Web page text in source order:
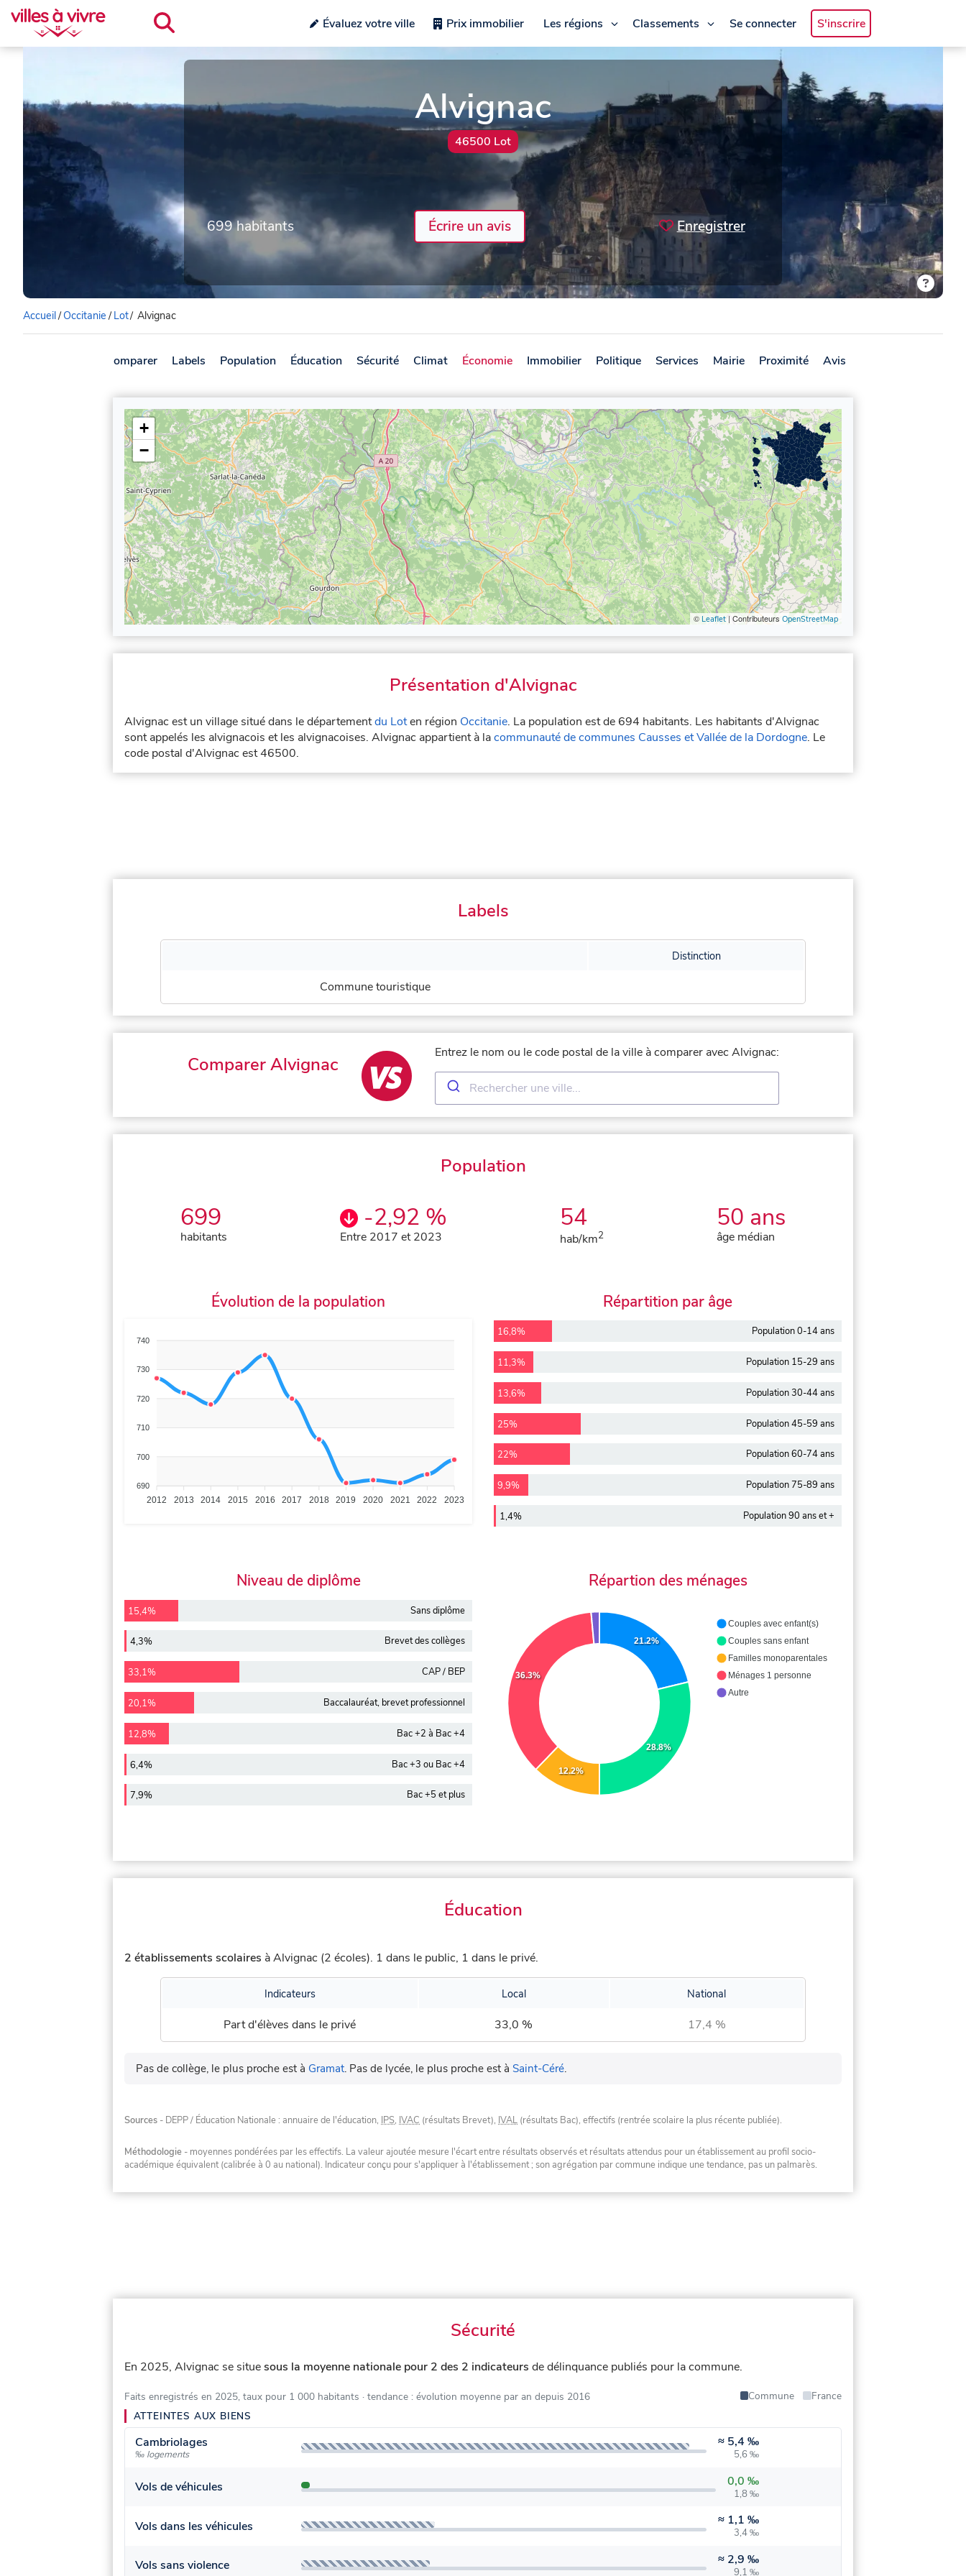
Évaluez votre ville Prix immobilier Les régions Classements Se connecter S'inscrire
Alvignac
46500 Lot
699 habitants Écrire un avis Enregistrer
Accueil/Occitanie/ Lot/ Alvignac
Comparer Labels Population Éducation Sécurité Climat Économie Immobilier Politique Services Mairie Proximité Avis
+
−
© Leaflet | Contributeurs OpenStreetMap
Présentation d'Alvignac
Alvignac est un village situé dans le départementdu Loten région Occitanie. La population est de 694 habitants. Les habitants d'Alvignac
sont appelés les alvignacois et les alvignacoises. Alvignac appartient à lacommunauté de communes Causses et Vallée de la Dordogne. Le
code postal d'Alvignac est 46500.
Labels
Distinction
Commune touristique
Comparer Alvignac
Entrez le nom ou le code postal de la ville à comparer avec Alvignac:
Population
699
habitants
-2,92 %
Entre 2017 et 2023
54
hab/km2
50 ans
âge médian
Évolution de la population
740
730
720
710
700
690
2012 2013 2014 2015 2016 2017 2018 2019 2020 2021 2022 2023
Répartition par âge
16,8% Population 0-14 ans
11,3% Population 15-29 ans
13,6% Population 30-44 ans
25% Population 45-59 ans
22% Population 60-74 ans
9,9% Population 75-89 ans
1,4% Population 90 ans et +
Niveau de diplôme
15,4% Sans diplôme
4,3% Brevet des collèges
33,1% CAP / BEP
20,1% Baccalauréat, brevet professionnel
12,8% Bac +2 à Bac +4
6,4% Bac +3 ou Bac +4
7,9% Bac +5 et plus
Répartion des ménages
21.2%
28.8%
12.2%
36.3%
Couples avec enfant(s)
Couples sans enfant
Familles monoparentales
Ménages 1 personne
Autre
Éducation
2 établissements scolaires à Alvignac (2 écoles). 1 dans le public, 1 dans le privé.
Indicateurs Local National
Part d'élèves dans le privé 33,0 % 17,4 %
Pas de collège, le plus proche est à Gramat. Pas de lycée, le plus proche est à Saint-Céré.
Sources - DEPP / Éducation Nationale : annuaire de l'éducation, IPS, IVAC (résultats Brevet), IVAL (résultats Bac), effectifs (rentrée scolaire la plus récente publiée).
Méthodologie - moyennes pondérées par les effectifs. La valeur ajoutée mesure l'écart entre résultats observés et résultats attendus pour un établissement au profil socio-
académique équivalent (calibrée à 0 au national). Indicateur conçu pour s'appliquer à l'établissement ; son agrégation par commune indique une tendance, pas un palmarès.
Sécurité
En 2025, Alvignac se situesous la moyenne nationale pour 2 des 2 indicateurs de délinquance publiés pour la commune.
Faits enregistrés en 2025, taux pour 1 000 habitants · tendance : évolution moyenne par an depuis 2016 Commune
France
ATTEINTES AUX BIENS
Cambriolages
‰ logements
≈ 5,4 ‰
5,6 ‰
Vols de véhicules 0,0 ‰
1,8 ‰
Vols dans les véhicules ≈ 1,1 ‰
3,4 ‰
Vols sans violence ≈ 2,9 ‰
9,1 ‰